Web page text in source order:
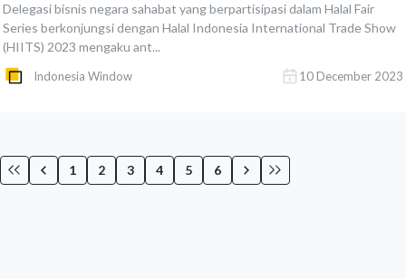
Delegasi bisnis negara sahabat yang berpartisipasi dalam Halal Fair
Series berkonjungsi dengan Halal Indonesia International Trade Show
(HIITS) 2023 mengaku ant...
Indonesia Window 10 December 2023
1 2 3 4 5 6